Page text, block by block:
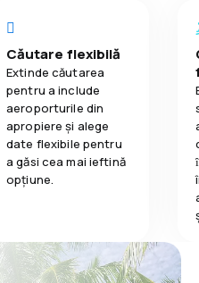
Căutare flexibilă
Extinde căutarea
pentru a include
aeroporturile din
apropiere și alege
date flexibile pentru
a găsi cea mai ieftină
opțiune.